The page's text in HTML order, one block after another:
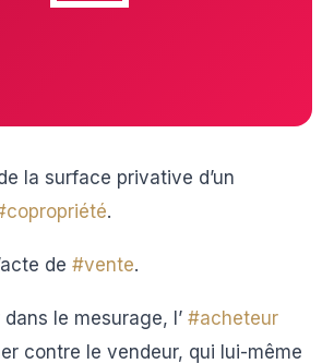
la surface privative d’un
.
de #vente.
le mesurage, l’ #acheteur
contre le vendeur, qui lui-même